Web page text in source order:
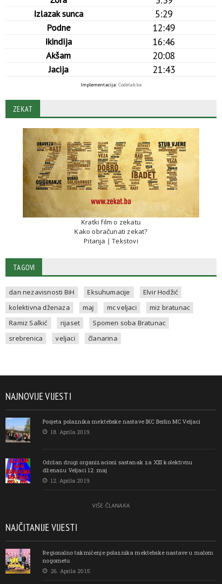
ZEKAT
Kratki film o zekatu
Kako obračunati zekat?
Pitanja |Tekstovi
TAGOVI
dan nezavisnosti BiH Eksuhumacije
Elvir Hodžić
kolektivna dženaza
maj mc veljaci
miz bratunac
Ramiz Salkić
rijaset
Spomen soba Bratunac
srebrenica
veljaci članarina
NAJNOVIJE VIJESTI
Posjeta polaznika mektebske nastave IKC Berlin MC Veljaci
18. Aprila 2019.
Održan drugi organizacioni sastanak za XIII kolektivnu
dženazu Veljaci 12. maj
12. Aprila 2019.
VIŠE ČLANAKA
NAJČITANIJE VIJESTI
Regionalno takmičenje polaznika mektebske nastave u malom
nogometu
26. Aprila 2015.